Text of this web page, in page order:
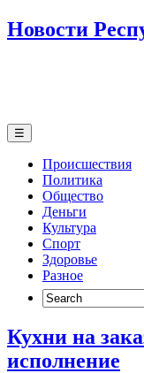
Новости
☰
Происшествия
Политика
Общество
Деньги
Культура
Спорт
Здоровье
Разное
Search
for:
Кухни на
исполнение